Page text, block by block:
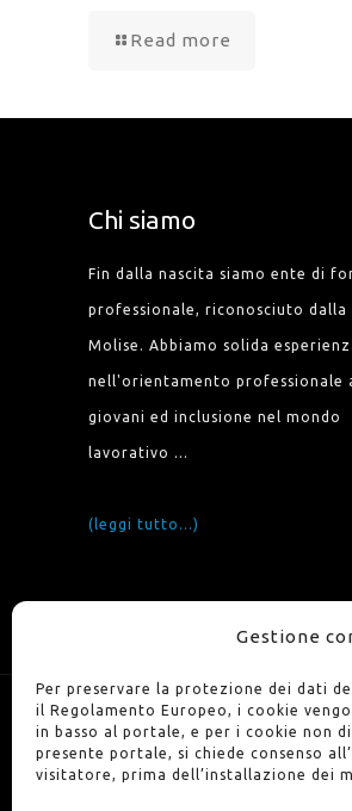
Gestione
Per preservare la protezione dei dati
il Regolamento Europeo, i cookie
in basso al portale, e per i cookie non
presente portale, si chiede consenso
visitatore, prima dell’installazione dei
Read more
Chi siamo
Fin dalla nascita siamo ente di
professionale, riconosciuto dalla
Molise. Abbiamo solida
nell'orientamento professionale
giovani ed inclusione nel mondo
lavorativo ...
(leggi tutto...)